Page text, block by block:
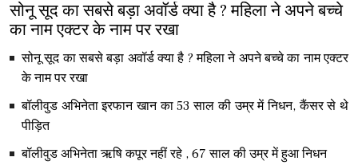
सोनू सूद का सबसे बड़ा अवॉर्ड क्या है ? महिला ने अपने बच्चे
का नाम एक्टर के नाम पर रखा
सोनू सूद का सबसे बड़ा अवॉर्ड क्या है ? महिला ने अपने बच्चे का नाम एक्टर
के नाम पर रखा
बॉलीवुड अभिनेता इरफान खान का 53 साल की उम्र में निधन, कैंसर से थे
पीड़ित
बॉलीवुड अभिनेता ऋषि कपूर नहीं रहे , 67 साल की उम्र में हुआ निधन